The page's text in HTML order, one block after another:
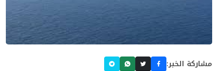
مشاركة الخبر: